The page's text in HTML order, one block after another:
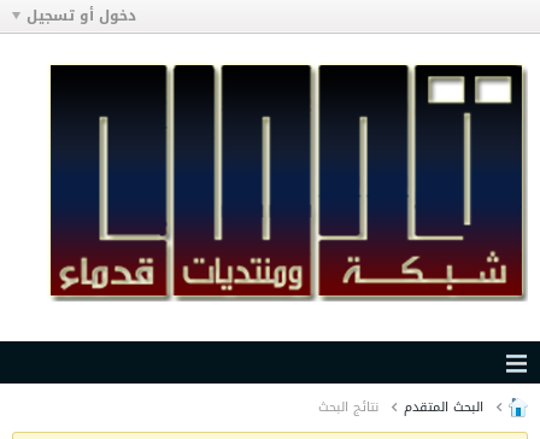
دخول أو تسجيل
البحث المتقدم نتائج البحث